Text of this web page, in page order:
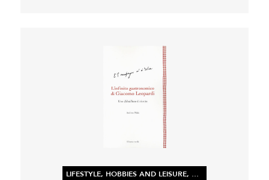
LIFESTYLE, HOBBIES AND LEISURE, NON-FICTION